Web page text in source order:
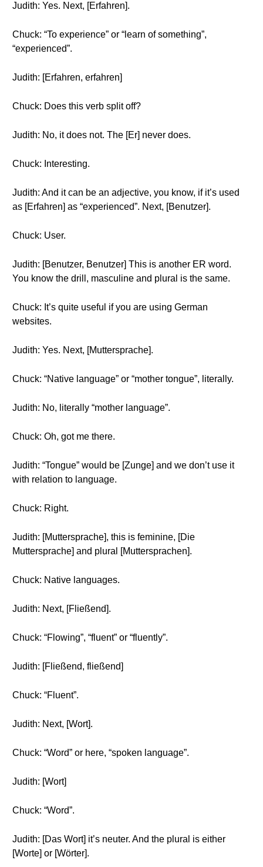
Judith: Yes. Next, [Erfahren].
Chuck: “To experience” or “learn of something”,
“experienced”.
Judith: [Erfahren, erfahren]
Chuck: Does this verb split off?
Judith: No, it does not. The [Er] never does.
Chuck: Interesting.
Judith: And it can be an adjective, you know, if it’s used
as [Erfahren] as “experienced”. Next, [Benutzer].
Chuck: User.
Judith: [Benutzer, Benutzer] This is another ER word.
You know the drill, masculine and plural is the same.
Chuck: It’s quite useful if you are using German
websites.
Judith: Yes. Next, [Muttersprache].
Chuck: “Native language” or “mother tongue”, literally.
Judith: No, literally “mother language”.
Chuck: Oh, got me there.
Judith: “Tongue” would be [Zunge] and we don’t use it
with relation to language.
Chuck: Right.
Judith: [Muttersprache], this is feminine, [Die
Muttersprache] and plural [Muttersprachen].
Chuck: Native languages.
Judith: Next, [Fließend].
Chuck: “Flowing”, “fluent” or “fluently”.
Judith: [Fließend, fließend]
Chuck: “Fluent”.
Judith: Next, [Wort].
Chuck: “Word” or here, “spoken language”.
Judith: [Wort]
Chuck: “Word”.
Judith: [Das Wort] it’s neuter. And the plural is either
[Worte] or [Wörter].